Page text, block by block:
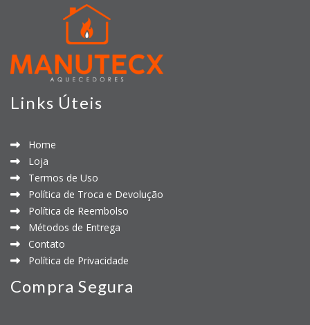
Links Úteis
Home
Loja
Termos de Uso
Política de Troca e Devolução
Política de Reembolso
Métodos de Entrega
Contato
Política de Privacidade
Compra Segura